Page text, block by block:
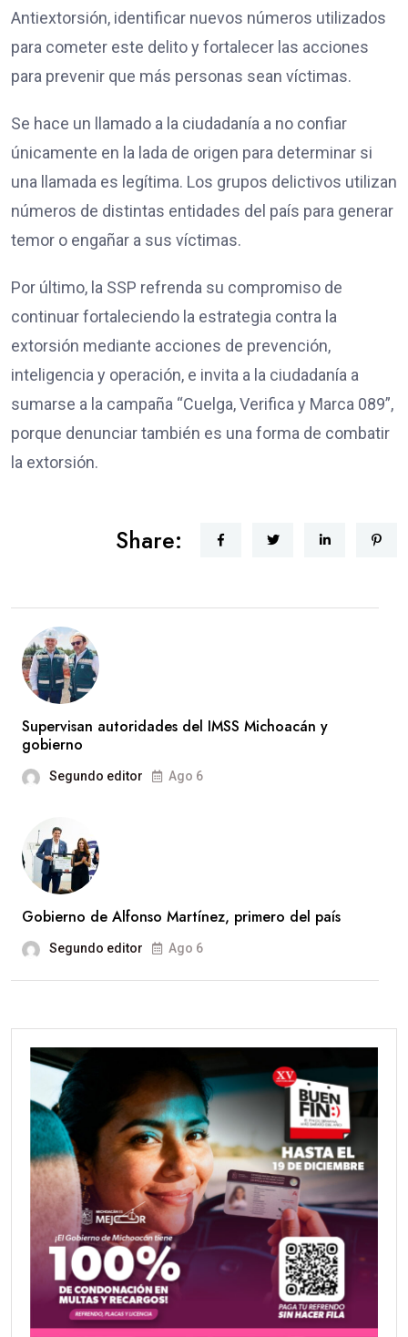
Antiextorsión, identificar nuevos números utilizados
para cometer este delito y fortalecer las acciones
para prevenir que más personas sean víctimas.
Se hace un llamado a la ciudadanía a no confiar
únicamente en la lada de origen para determinar si
una llamada es legítima. Los grupos delictivos utilizan
números de distintas entidades del país para generar
temor o engañar a sus víctimas.
Por último, la SSP refrenda su compromiso de
continuar fortaleciendo la estrategia contra la
extorsión mediante acciones de prevención,
inteligencia y operación, e invita a la ciudadanía a
sumarse a la campaña “Cuelga, Verifica y Marca 089”,
porque denunciar también es una forma de combatir
la extorsión.
Share:
Supervisan autoridades del IMSS Michoacán y
gobierno
Segundo editor Ago 6
Gobierno de Alfonso Martínez, primero del país
Segundo editor Ago 6